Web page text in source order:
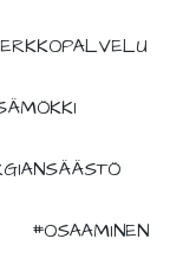
#OSAAMINEN